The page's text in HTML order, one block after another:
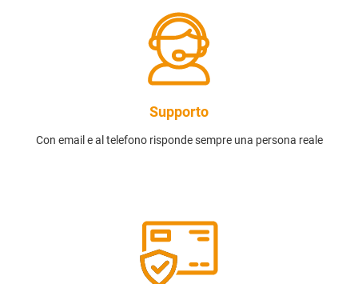
Supporto
Con email e al telefono risponde sempre una persona reale